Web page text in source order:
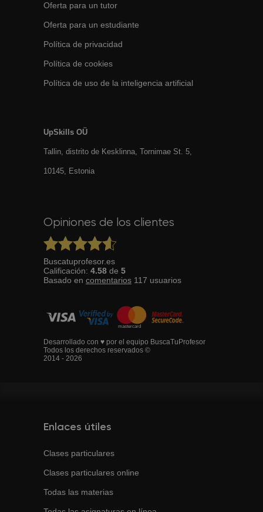
Oferta para un tutor
Oferta para un estudiante
Política de privacidad
Política de cookies
Política de uso de la inteligencia artificial
UpSkills OÜ
Tallin, distrito de Kesklinna, Tornimаe St. 5,
10145, Estonia
Opiniones de los clientes
Buscatuprofesor.es
Calificación: 4.58 de 5
Basado en comentarios 117 usuarios
Desarrollado con ♥ por el equipo BuscaTuProfesor
Todos los derechos reservados ©
2014 - 2026
Enlaces útiles
Clases particulares
Clases particulares online
Todas las materias